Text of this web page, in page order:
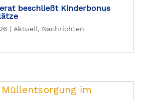
beschließt Kinderbonus
| Aktuell, Nachrichten